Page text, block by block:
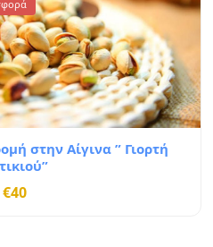
στην Αίγινα ” Γιορτή